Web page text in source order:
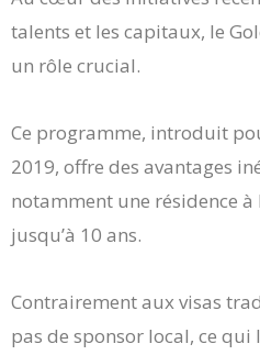
talents et les capitaux, le
un rôle crucial.
Ce programme, introduit
2019, offre des avantages
notamment une résidence
jusqu’à 10 ans.
Contrairement aux visas
pas de sponsor local, ce